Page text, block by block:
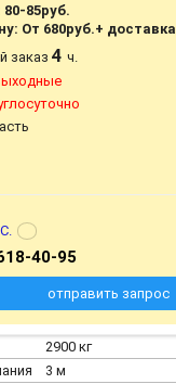
2900 кг
3 м
85руб.
От 680руб.+ доставка
заказ4ч.
40-95
отправить запрос